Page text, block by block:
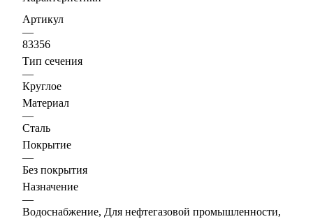
Артикул
—
83356
Тип сечения
—
Круглое
Материал
—
Сталь
Покрытие
—
Без покрытия
Назначение
—
Водоснабжение, Для нефтегазовой промышленности,